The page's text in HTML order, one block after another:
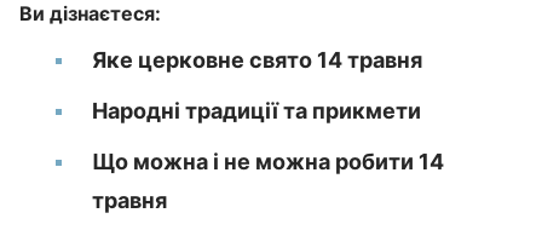
Ви дізнаєтеся:
Яке церковне свято 14 травня
Народні традиції та прикмети
Що можна і не можна робити 14
травня